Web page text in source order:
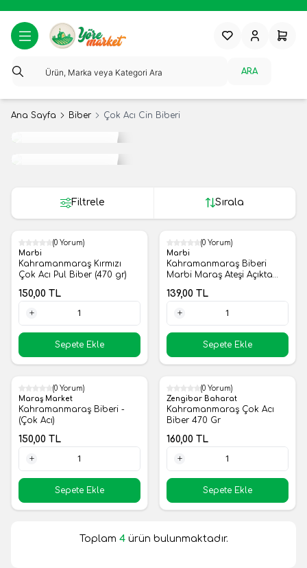
ARA
FavorilerimHesabım
Ana Sayfa Biber Çok Acı Cin Biberi
MeyvelerFiltrele Sırala
Yeni
(0 Yorum)
Marbi
Kahramanmaraş Kırmızı
Çok Acı Pul Biber (470 gr)
150,00 TL
Sepete Ekle
Yeni
(0 Yorum)
Marbi
Kahramanmaraş Biberi
Marbi Maraş Ateşi Açıkta
139,00 TL
Sepete Ekle
Yeni
(0 Yorum)
Maraş Market
Kahramanmaraş Biberi -
(Çok Acı)
150,00 TL
Sepete Ekle
Yeni
(0 Yorum)
Zengibar Baharat
Kahramanmaraş Çok Acı
Biber 470 Gr
160,00 TL
Sepete Ekle
Toplam 4ürün bulunmaktadır.